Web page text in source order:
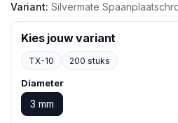
Variant: Silvermate Spaanplaatschroeven
Kies jouw variant
TX-10 200 stuks
Diameter
3 mm